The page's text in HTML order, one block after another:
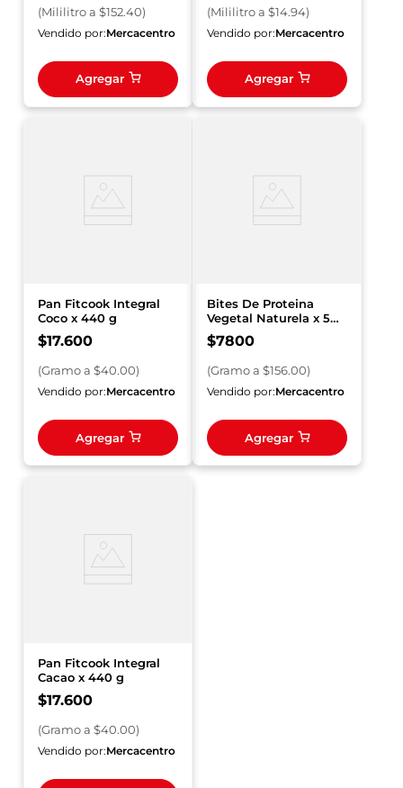
(Mililitroa $152.40)
Vendido por:Mercacentro
Agregar
(Mililitroa $14.94)
Vendido por:Mercacentro
Agregar
Pan Fitcook Integral
Coco x 440 g
$17.600
(Gramoa $40.00)
Vendido por:Mercacentro
Agregar
Bites De Proteina
Vegetal Naturela x 50
g
$7800
(Gramoa $156.00)
Vendido por:Mercacentro
Agregar
Pan Fitcook Integral
Cacao x 440 g
$17.600
(Gramoa $40.00)
Vendido por:Mercacentro